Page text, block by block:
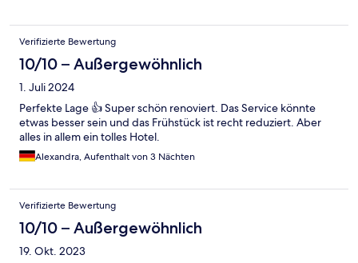
Verifizierte Bewertung
10/10 – Außergewöhnlich
1. Juli 2024
Perfekte Lage 👍 Super schön renoviert. Das Service könnte
etwas besser sein und das Frühstück ist recht reduziert. Aber
alles in allem ein tolles Hotel.
Alexandra, Aufenthalt von 3 Nächten
Verifizierte Bewertung
10/10 – Außergewöhnlich
19. Okt. 2023